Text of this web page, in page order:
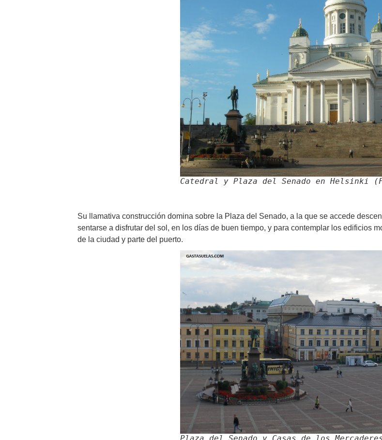
Catedral y Plaza del Senado en Helsinki
Su llamativa construcción domina sobre la Plaza del Senado, a la que se accede
sentarse a disfrutar del sol, en los días de buen tiempo, y para contemplar los edificios
de la ciudad y parte del puerto.
Plaza del Senado y Casas de los